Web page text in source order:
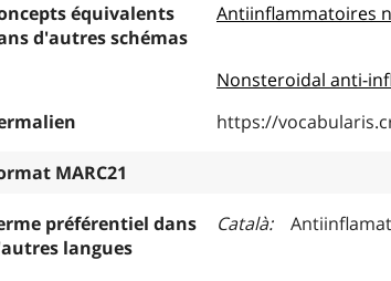
équivalents
d'autres schémas
Antiinflammatoires
Nonsteroidal anti-
https://
MARC21
préférentiel dans
langues
Català